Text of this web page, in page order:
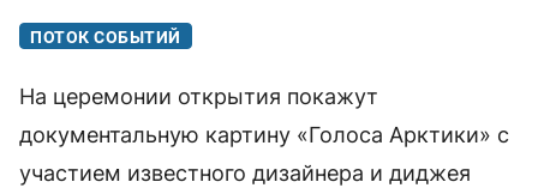
ПОТОК СОБЫТИЙ
На церемонии открытия покажут
документальную картину «Голоса Арктики» с
участием известного дизайнера и диджея